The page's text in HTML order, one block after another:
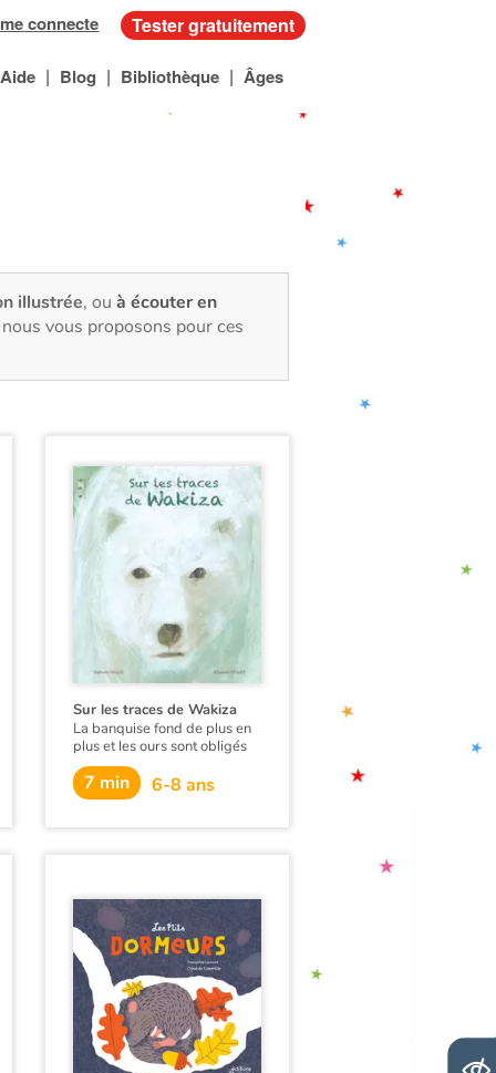
connecte Tester gratuitement
Aide | Blog | Bibliothèque | Âges
illustrée, ou à écouter en
vous proposons pour ces
Sur les traces de Wakiza
La banquise fond de plus en
plus et les ours sont obligés
de nager des heures pour
trouver de quoi se nourrir.
L'un d'eux, Wakiza part seul
7 min 6-8 ans